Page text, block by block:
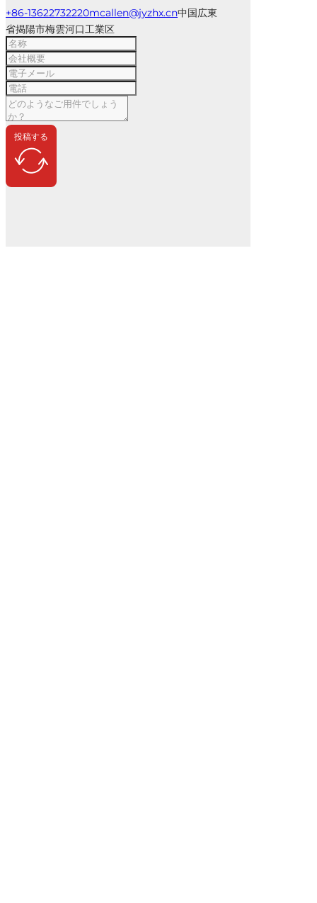
+86-13622732220mcallen@jyzhx.cn中国広東
省揭陽市梅雲河口工業区
投稿する